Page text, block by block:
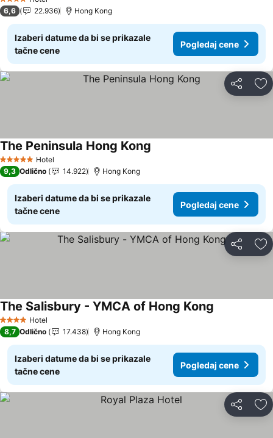
4 Zvezdice
6,6 22.936 Hong Kong
Izaberi datume da bi se prikazale
tačne cene
Pogledaj cene
Deli
5 ZvezdiceHotel
The Peninsula Hong Kong
9,3 Odlično 14.922 Hong Kong
Izaberi datume da bi se prikazale
tačne cene
Pogledaj cene
Deli
4 ZvezdiceHotel
The Salisbury - YMCA of Hong Kong
8,7 Odlično 17.438 Hong Kong
Izaberi datume da bi se prikazale
tačne cene
Pogledaj cene
Deli